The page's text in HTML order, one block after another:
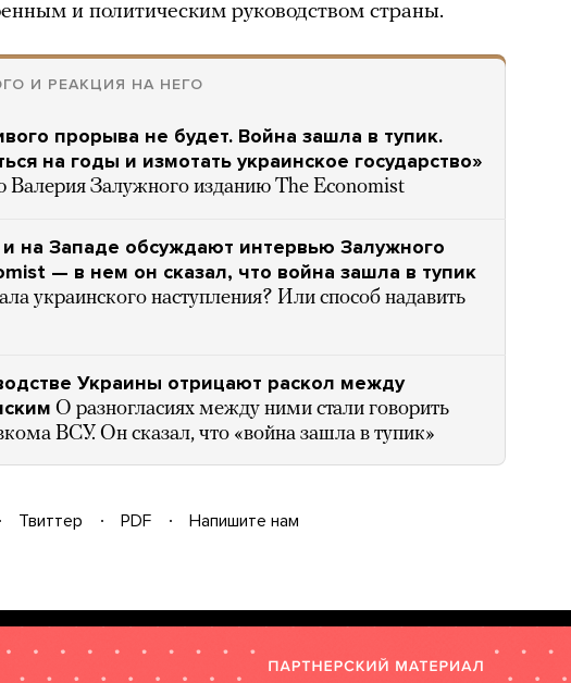
и политическим руководством страны.
И РЕАКЦИЯ НА НЕГО
прорыва не будет. Война зашла в тупик.
на годы и измотать украинское государство»
Валерия Залужного изданию The Economist
на Западе обсуждают интервью Залужного
— в нем он сказал, что война зашла в тупик
украинского наступления? Или способ надавить
Украины отрицают раскол между
О разногласиях между ними стали говорить
ВСУ. Он сказал, что «война зашла в тупик»
Твиттер PDF
Напишите нам